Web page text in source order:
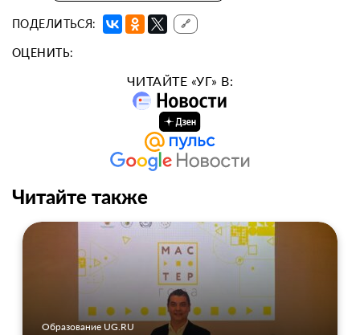
ПОДЕЛИТЬСЯ: 🔗
ОЦЕНИТЬ:
ЧИТАЙТЕ «УГ» В:
Читайте также
Образование UG.RU